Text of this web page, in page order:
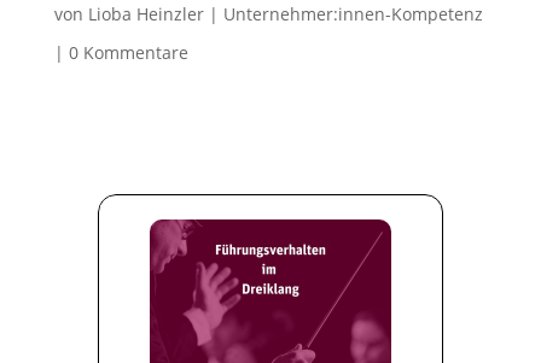
von Lioba Heinzler| Unternehmer:innen-Kompetenz
| 0 Kommentare